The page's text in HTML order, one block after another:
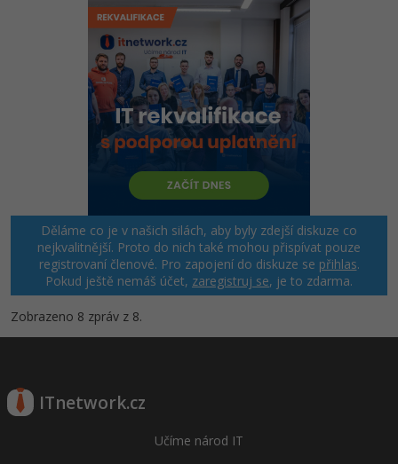
Děláme co je v našich silách, aby byly zdejší diskuze co
nejkvalitnější. Proto do nich také mohou přispívat pouze
registrovaní členové. Pro zapojení do diskuze se přihlas.
Pokud ještě nemáš účet, zaregistruj se, je to zdarma.
Zobrazeno 8 zpráv z 8.
ITnetwork.cz
Učíme národ IT